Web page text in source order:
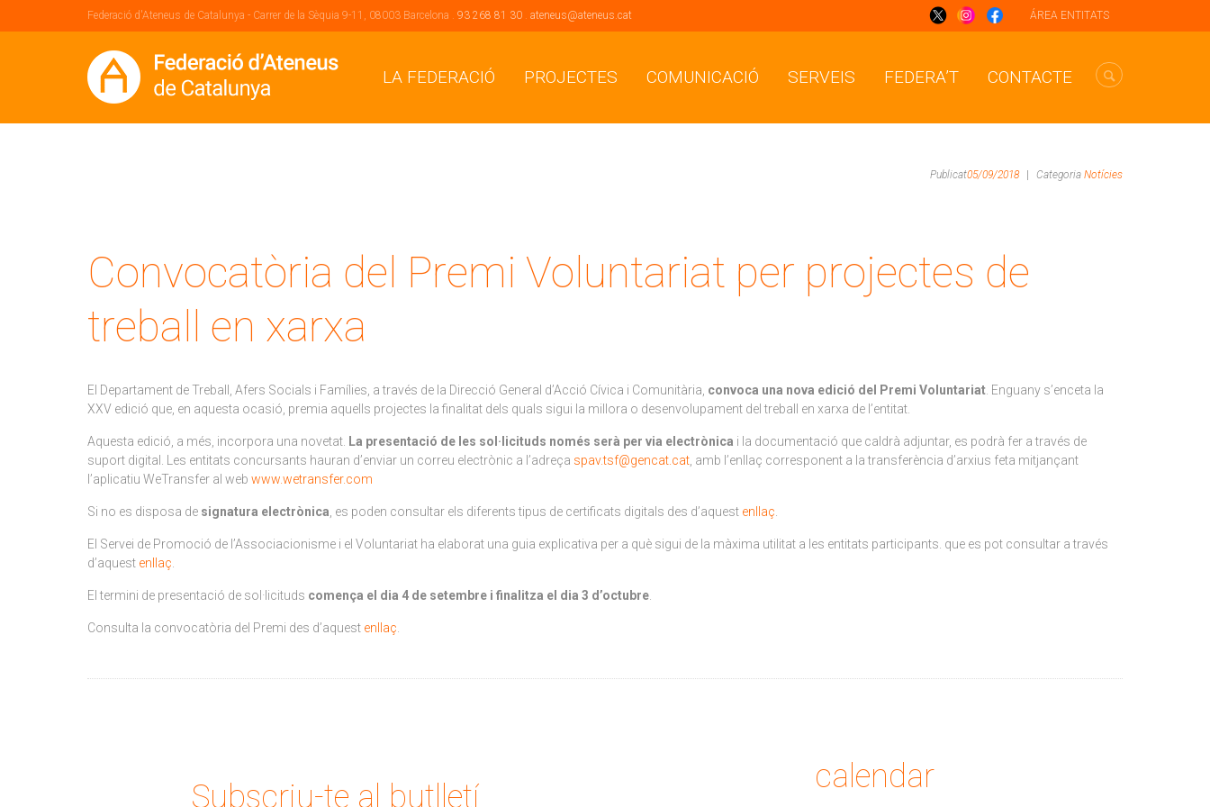
ÁREA ENTITATS
Federació d'Ateneus de Catalunya - Carrer de la Sèquia 9-11, 08003 Barcelona . 93 268 81 30 . ateneus@ateneus.cat
LA FEDERACIÓ PROJECTES COMUNICACIÓ SERVEIS FEDERA’T CONTACTE
Publicat05/09/2018 Categoria Notícies
Convocatòria del Premi Voluntariat per projectes de
treball en xarxa
El Departament de Treball, Afers Socials i Famílies, a través de la Direcció General d’Acció Cívica i Comunitària, convoca una nova edició del Premi Voluntariat . Enguany s’enceta la
XXV edició que, en aquesta ocasió, premia aquells projectes la finalitat dels quals sigui la millora o desenvolupament del treball en xarxa de l’entitat.
Aquesta edició, a més, incorpora una novetat. La presentació de les sol·licituds només serà per via electrònica i la documentació que caldrà adjuntar, es podrà fer a través de
suport digital. Les entitats concursants hauran d’enviar un correu electrònic a l’adreça spav.tsf@gencat.cat , amb l’enllaç corresponent a la transferència d’arxius feta mitjançant
l’aplicatiu WeTransfer al web www.wetransfer.com
Si no es disposa de signatura electrònica , es poden consultar els diferents tipus de certificats digitals des d’aquest enllaç
El Servei de Promoció de l’Associacionisme i el Voluntariat ha elaborat una guia explicativa per a què sigui de la màxima utilitat a les entitats participants. que es pot consultar a través
d’aquest enllaç
El termini de presentació de sol·licituds comença el dia 4 de setembre i finalitza el dia 3 d’octubre
Consulta la convocatòria del Premi des d’aquest enllaç
Subscriu-te al butlletí
calendar